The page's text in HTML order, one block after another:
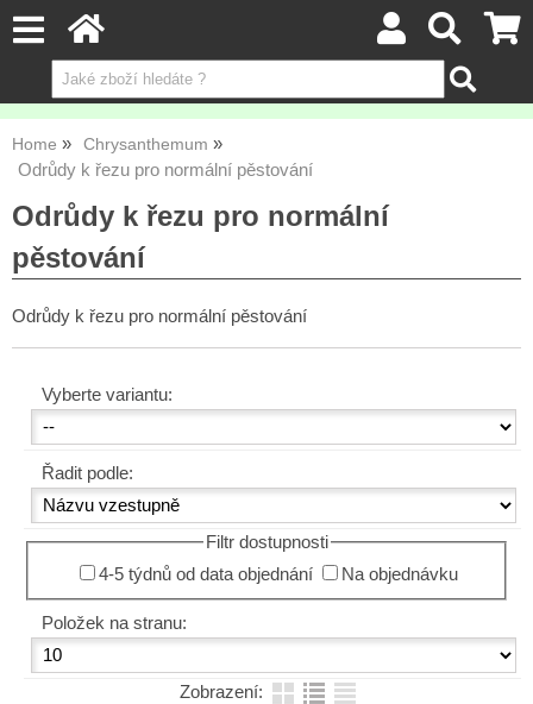
Home Chrysanthemum
Odrůdy k řezu pro normální pěstování
Odrůdy k řezu pro normální
pěstování
Odrůdy k řezu pro normální pěstování
Vyberte variantu:
Řadit podle:
Filtr dostupnosti
4-5 týdnů od data objednání
Na objednávku
Položek na stranu:
Zobrazení: